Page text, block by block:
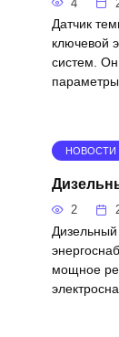
4
Датчик
ключевой
систем. Он
НОВОСТИ
2
мощное